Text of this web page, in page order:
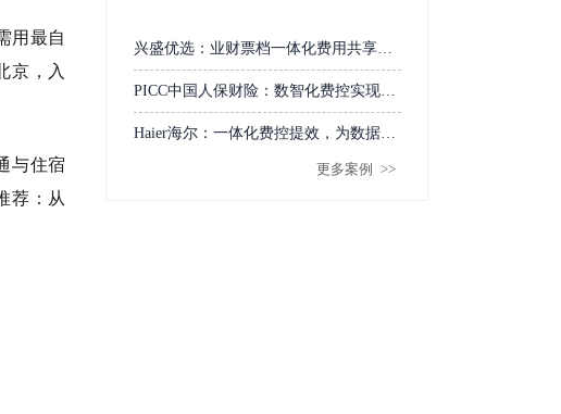
用最自
京，入
与住宿
荐：从
兴盛优选：业财票档一体化费用共享平
台提升企业数字化经营水平
PICC中国人保财险：数智化费控实现无
人化报销
Haier海尔：一体化费控提效，为数据价
更多案例 >>